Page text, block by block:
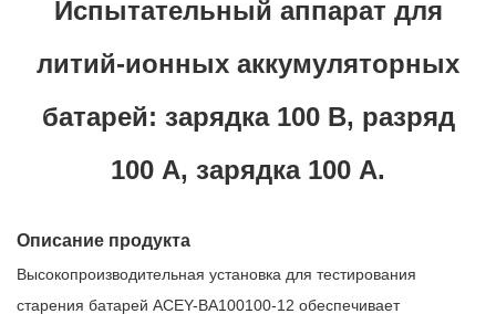
Испытательный аппарат для
литий-ионных аккумуляторных
батарей: зарядка 100 В, разряд
100 А, зарядка 100 А.
Описание продукта
Высокопроизводительная установка для тестирования
старения батарей ACEY-BA100100-12 обеспечивает